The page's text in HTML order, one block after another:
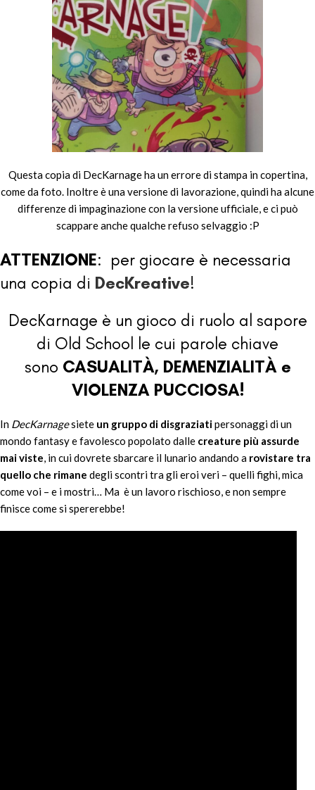
Questa copia di DecKarnage ha un errore di stampa in copertina,
come da foto. Inoltre è una versione di lavorazione, quindi ha alcune
differenze di impaginazione con la versione ufficiale, e ci può
scappare anche qualche refuso selvaggio :P​
ATTENZIONE: per giocare è necessaria
una copia di DecKreative!
DecKarnage è un gioco di ruolo al sapore
di Old School le cui parole chiave
sono CASUALITÀ, DEMENZIALITÀ e
VIOLENZA PUCCIOSA!
In DecKarnagesiete un gruppo di disgraziatipersonaggi di un
mondo fantasy e favolesco popolato dalle creature più assurde
mai viste, in cui dovrete sbarcare il lunario andando a rovistare tra
quello che rimane degli scontri tra gli eroi veri – quelli fighi, mica
come voi – e i mostri… Ma è un lavoro rischioso, e non sempre
finisce come si spererebbe!